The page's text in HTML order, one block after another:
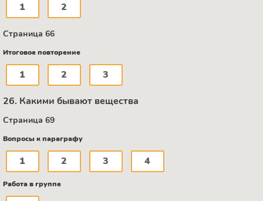
1 2
Страница 66
Итоговое повторение
1 2 3
26. Какими бывают вещества
Страница 69
Вопросы к параграфу
1 2 3 4
Работа в группе